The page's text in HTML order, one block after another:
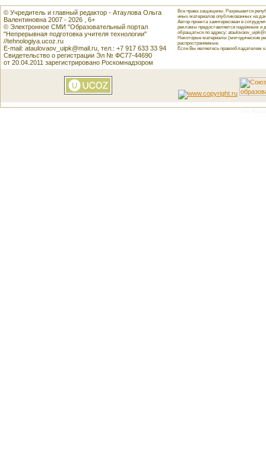
© Учредитель и главный редактор - Атаулова Ольга
Валентиновна 2007 - 2026 , 6+
© Электронное СМИ "Образовательный портал
"Непрерывная подготовка учителя технологии"
//tehnologiya.ucoz.ru
E-mail: ataulovaov_uipk@mail.ru, тел.: +7 917 633 33 94
Свидетельство о регистрации Эл № ФС77-44690
от 20.04.2011 зарегистрировано Роскомнадзором
Все права защищены. Разрешается
иных материалов опубликованных на
Автор проекта заинтересован в
рекламы предоставляется надёжным и
обращаться по адресу:
Некоторые материалы (методические
распространяемые.
Если Вы являетесь правообладателем